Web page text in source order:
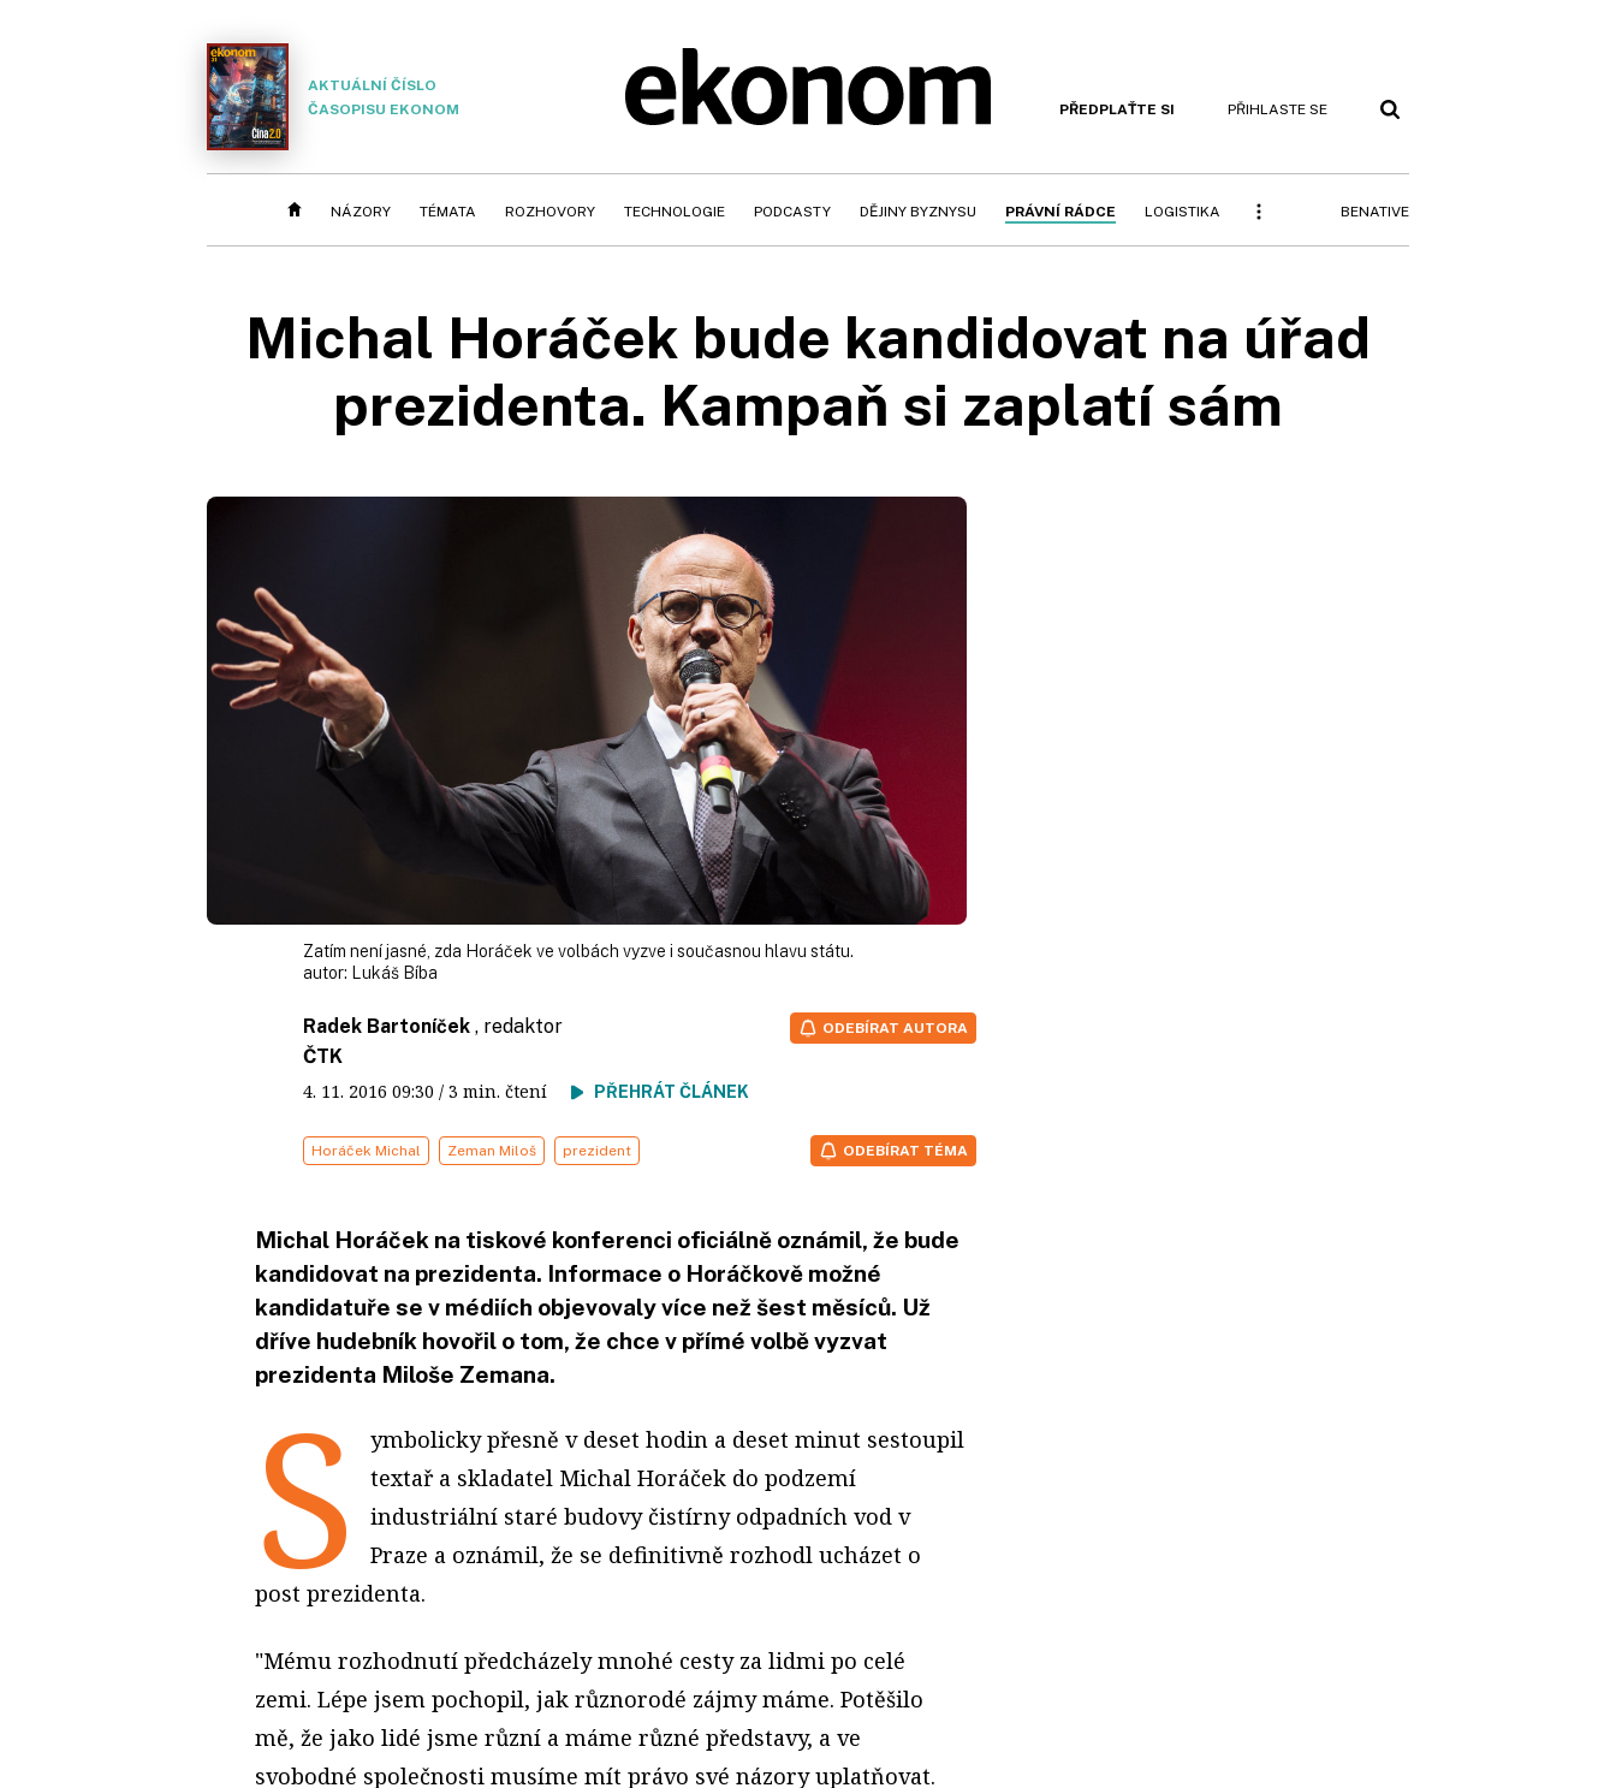
AKTUÁLNÍ ČÍSLO
ČASOPISU EKONOM
PŘEDPLAŤTE SI PŘIHLASTE SE
NÁZORY TÉMATA ROZHOVORY TECHNOLOGIE PODCASTY DĚJINY BYZNYSU PRÁVNÍ RÁDCE LOGISTIKA BENATIVE
Michal Horáček bude kandidovat na úřad
prezidenta. Kampaň si zaplatí sám
Zatím není jasné, zda Horáček ve volbách vyzve i současnou hlavu státu.
autor: Lukáš Bíba
Radek Bartoníček , redaktor
ČTK
4. 11. 2016 09:30 / 3 min. čtení PŘEHRÁT ČLÁNEK
ODEBÍRAT AUTORA
Horáček Michal Zeman Miloš prezident ODEBÍRAT TÉMA
Michal Horáček na tiskové konferenci oficiálně oznámil, že bude
kandidovat na prezidenta. Informace o Horáčkově možné
kandidatuře se v médiích objevovaly více než šest měsíců. Už
dříve hudebník hovořil o tom, že chce v přímé volbě vyzvat
prezidenta Miloše Zemana.
S
ymbolicky přesně v deset hodin a deset minut sestoupil
textař a skladatel Michal Horáček do podzemí
industriální staré budovy čistírny odpadních vod v
Praze a oznámil, že se definitivně rozhodl ucházet o
post prezidenta.
"Mému rozhodnutí předcházely mnohé cesty za lidmi po celé
zemi. Lépe jsem pochopil, jak různorodé zájmy máme. Potěšilo
mě, že jako lidé jsme různí a máme různé představy, a ve
svobodné společnosti musíme mít právo své názory uplatňovat.